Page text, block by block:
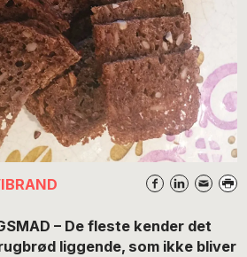
– De fleste kender det
liggende, som ikke bliver